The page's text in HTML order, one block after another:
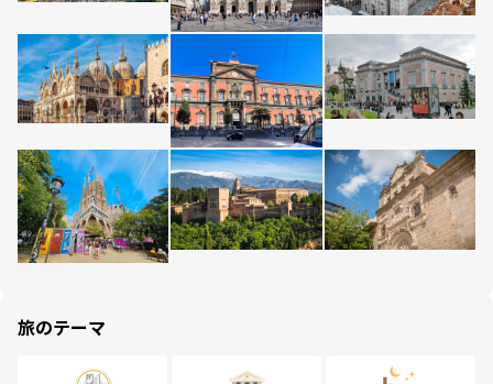
旅のテーマ